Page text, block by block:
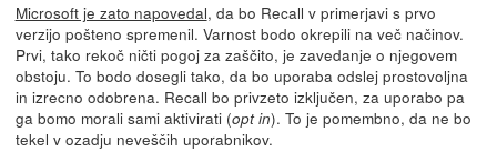
Microsoft je zato napovedal, da bo Recall v primerjavi s prvo
verzijo pošteno spremenil. Varnost bodo okrepili na več načinov.
Prvi, tako rekoč ničti pogoj za zaščito, je zavedanje o njegovem
obstoju. To bodo dosegli tako, da bo uporaba odslej prostovoljna
in izrecno odobrena. Recall bo privzeto izključen, za uporabo pa
ga bomo morali sami aktivirati (opt in). To je pomembno, da ne bo
tekel v ozadju neveščih uporabnikov.